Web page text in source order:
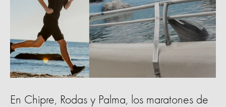
En Chipre, Rodas y Palma, los maratones de